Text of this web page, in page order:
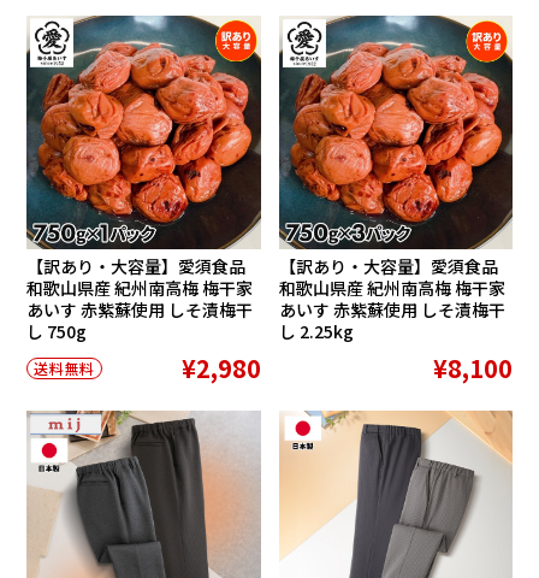
【訳あり・大容量】愛須食品
和歌山県産 紀州南高梅 梅干家
あいす 赤紫蘇使用 しそ漬梅干
し 750g
送料無料 ¥2,980
【訳あり・大容量】愛須食品
和歌山県産 紀州南高梅 梅干家
あいす 赤紫蘇使用 しそ漬梅干
し 2.25kg
¥8,100